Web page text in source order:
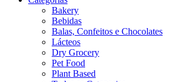
Bakery
Bebidas
Balas, Confeitos e Chocolates
Lácteos
Dry Grocery
Pet Food
Plant Based